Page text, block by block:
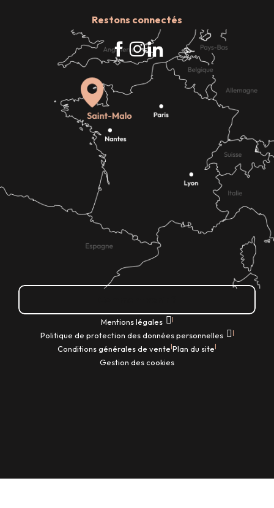
Restons connectés
Mentions légales |
Politique de protection des données personnelles |
Conditions générales de vente|Plan du site|
Gestion des cookies